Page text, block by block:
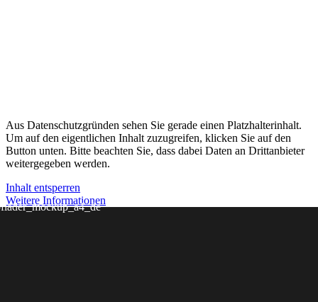
Aus Datenschutzgründen sehen Sie gerade einen Platzhalterinhalt.
Um auf den eigentlichen Inhalt zuzugreifen, klicken Sie auf den
Button unten. Bitte beachten Sie, dass dabei Daten an Drittanbieter
weitergegeben werden.
Inhalt entsperren
Weitere Informationen